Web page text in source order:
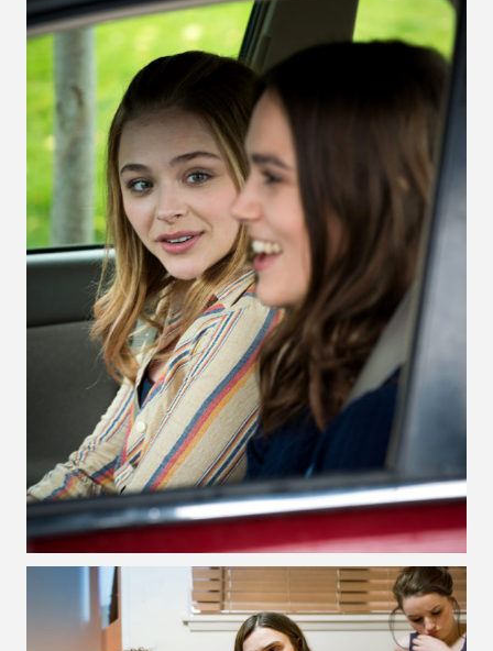
VOIR LA PHOTO EN GRAND FORMAT